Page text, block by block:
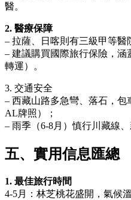
醫。
2. 醫療保障
– 拉薩、日喀則有三級甲等醫
– 建議購買國際旅行保險，
轉運）。
3. 交通安全
– 西藏山路多急彎、落石，
AL牌照）；
– 雨季（6-8月）慎行川藏線
五、實用信息匯總
1. 最佳旅行時間
4-5月：林芝桃花盛開，氣候溫